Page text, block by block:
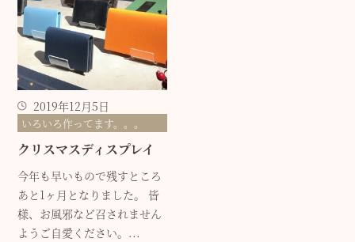
2019年12月5日
いろいろ作ってます。。。
クリスマスディスプレイ
今年も早いもので残すところ
あと1ヶ月となりました。 皆
様、お風邪など召されません
ようご自愛ください。...